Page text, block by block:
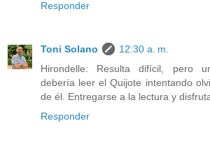
Responder
Toni Solano
12:30 a. m.
Hirondelle: Resulta difícil, pero
debería leer el Quijote intentando
de él. Entregarse a la lectura y
Responder